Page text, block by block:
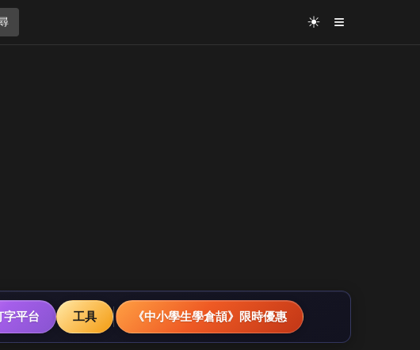
☀ ≡
字平台 工具 《中小學生學倉頡》限時優惠